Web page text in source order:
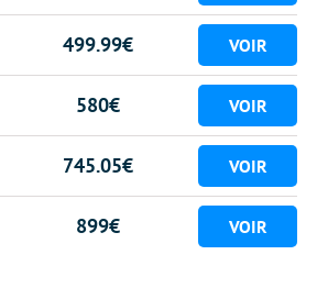
499.99€
580€
745.05€
899€